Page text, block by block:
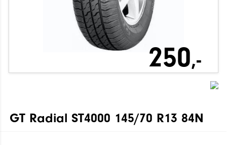
250,-
GT Radial ST4000 145/70 R13 84N